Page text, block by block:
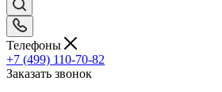
Телефоны
+7 (499) 110-70-82
Заказать звонок